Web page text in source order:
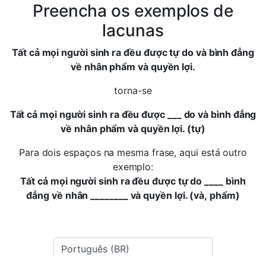
Preencha os exemplos de
lacunas
Tất cả mọi người sinh ra đều được tự do và bình đẳng
về nhân phẩm và quyền lợi.
torna-se
Tất cả mọi người sinh ra đều được ___ do và bình đẳng
về nhân phẩm và quyền lợi. (tự)
Para dois espaços na mesma frase, aqui está outro
exemplo:
Tất cả mọi người sinh ra đều được tự do ____ bình
đẳng về nhân ________ và quyền lợi. (và, phẩm)